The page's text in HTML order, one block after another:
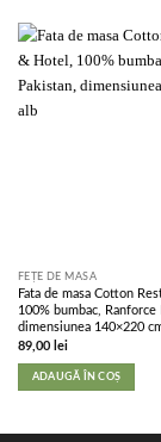
FEȚE DE MASĂ
Fata de masa Cotton
100% bumbac, Ranforce
dimensiunea 140×220
89,00 lei
ADAUGĂ ÎN COȘ